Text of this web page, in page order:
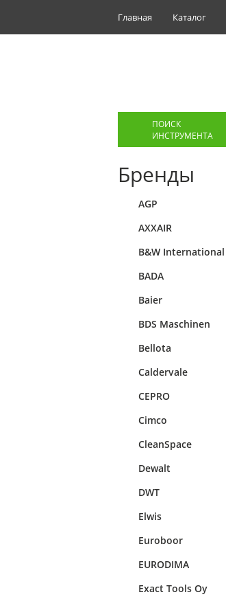
Главная Каталог
ПОИСК
ИНСТРУМЕНТА
Бренды
AGP
AXXAIR
B&W International
BADA
Baier
BDS Maschinen
Bellota
Caldervale
CEPRO
Cimco
CleanSpace
Dewalt
DWT
Elwis
Euroboor
EURODIMA
Exact Tools Oy